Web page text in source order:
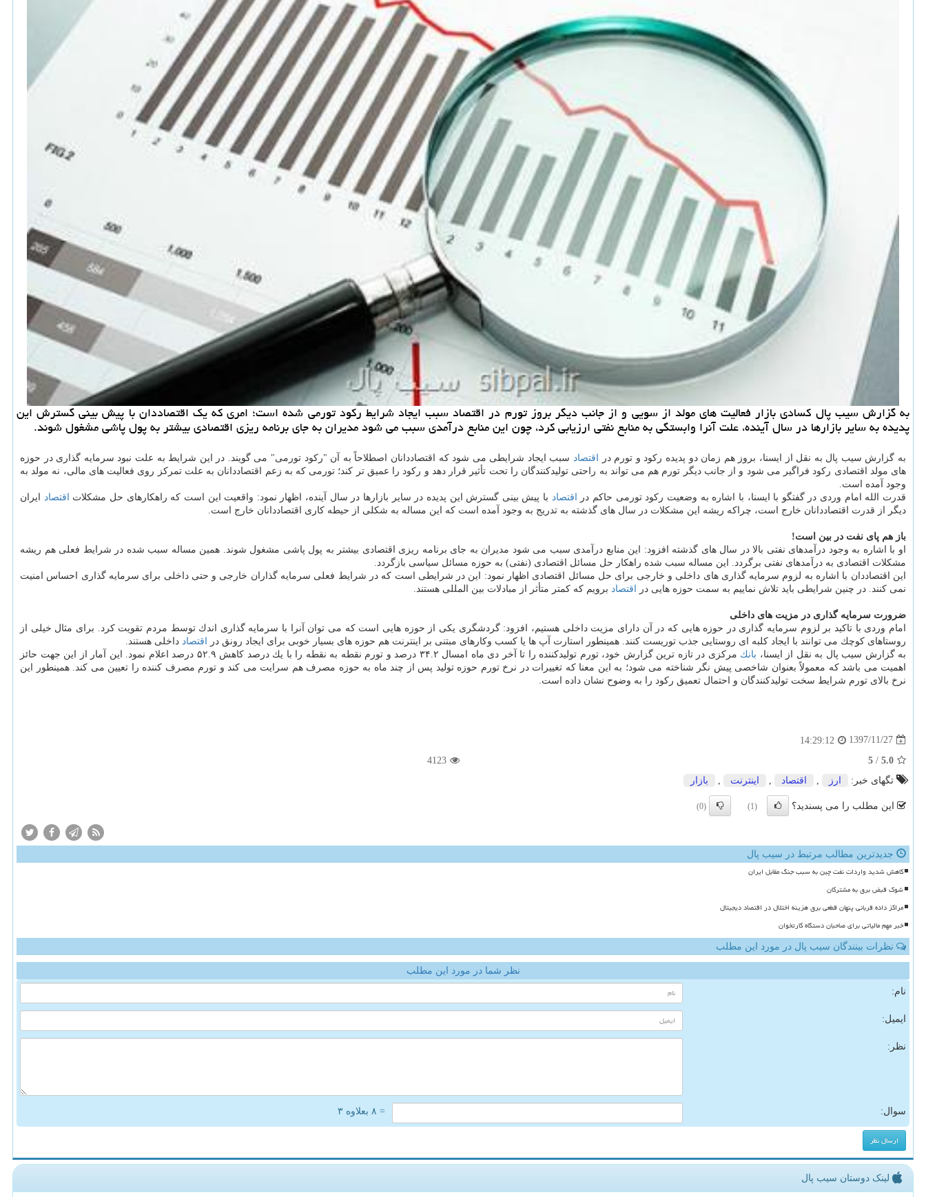
به گزارش سیب پال كسادی بازار فعالیت های مولد از سویی و از جانب دیگر بروز تورم در اقتصاد سبب ایجاد شرایط ركود تورمی شده است؛ امری كه یك اقتصاددان با پیش بینی گسترش این
پدیده به سایر بازارها در سال آینده، علت آنرا وابستگی به منابع نفتی ارزیابی كرد، چون این منابع درآمدی سبب می شود مدیران به جای برنامه ریزی اقتصادی بیشتر به پول پاشی مشغول شوند.
به گزارش سیب پال به نقل از ایسنا، بروز هم زمان دو پدیده ركود و تورم در اقتصادسبب ایجاد شرایطی می شود كه اقتصاددانان اصطلاحاً به آن "ركود تورمی" می گویند. در این شرایط به علت نبود سرمایه گذاری در حوزه
های مولد اقتصادی ركود فراگیر می شود و از جانب دیگر تورم هم می تواند به راحتی تولیدكنندگان را تحت تأثیر قرار دهد و ركود را عمیق تر كند؛ تورمی كه به زعم اقتصاددانان به علت تمركز روی فعالیت های مالی، نه مولد به
وجود آمده است.
قدرت الله امام وردی در گفتگو با ایسنا، با اشاره به وضعیت ركود تورمی حاكم در
اقتصاد با پیش بینی گسترش این پدیده در سایر بازارها در سال آینده، اظهار نمود: واقعیت این است كه راهكارهای حل مشكلات اقتصاد ایران
دیگر از قدرت اقتصاددانان خارج است، چراكه ریشه این مشكلات در سال های گذشته به تدریج به وجود آمده است كه این مساله به شكلی از حیطه كاری اقتصاددانان خارج است.
باز هم پای نفت در بین است!
او با اشاره به وجود درآمدهای نفتی بالا در سال های گذشته افزود: این منابع درآمدی سبب می شود مدیران به جای برنامه ریزی اقتصادی بیشتر به پول پاشی مشغول شوند. همین مساله سبب شده در شرایط فعلی هم ریشه
مشكلات اقتصادی به درآمدهای نفتی برگردد. این مساله سبب شده راهكار حل مسائل اقتصادی (نفتی) به حوزه مسائل سیاسی بازگردد.
این اقتصاددان با اشاره به لزوم سرمایه گذاری های داخلی و خارجی برای حل مسائل اقتصادی اظهار نمود: این در شرایطی است كه در شرایط فعلی سرمایه گذاران خارجی و حتی داخلی برای سرمایه گذاری احساس امنیت
نمی كنند. در چنین شرایطی باید تلاش نماییم به سمت حوزه هایی در
اقتصاد برویم كه كمتر متأثر از مبادلات بین المللی هستند.
ضرورت سرمایه گذاری در مزیت های داخلی
امام وردی با تاكید بر لزوم سرمایه گذاری در حوزه هایی كه در آن دارای مزیت داخلی هستیم، افزود: گردشگری یكی از حوزه هایی است كه می توان آنرا با سرمایه گذاری اندك توسط مردم تقویت كرد. برای مثال خیلی از
روستاهای كوچك می توانند با ایجاد كلبه ای روستایی جذب توریست كنند. همینطور استارت آپ ها یا كسب وكارهای مبتنی بر اینترنت هم حوزه های بسیار خوبی برای ایجاد رونق در
اقتصاد داخلی هستند.
به گزارش سیب پال به نقل از ایسنا، بانك
مركزی در تازه ترین گزارش خود، تورم تولیدكننده را تا آخر دی ماه امسال ۳۴.۲ درصد و تورم نقطه به نقطه را با یك درصد كاهش ۵۲.۹ درصد اعلام نمود. این آمار از این جهت حائز
اهمیت می باشد كه معمولاً بعنوان شاخصی پیش نگر شناخته می شود؛ به این معنا كه تغییرات در نرخ تورم حوزه تولید پس از چند ماه به حوزه مصرف هم سرایت می كند و تورم مصرف كننده را تعیین می كند. همینطور این
نرخ بالای تورم شرایط سخت تولیدكنندگان و احتمال تعمیق ركود را به وضوح نشان داده است.
1397/11/27
14:29:12
5.0
/
5
4123
تگهای خبر:
ارز , اقتصاد , اینترنت , بازار
این مطلب را می پسندید؟ (1)
(0)
جدیدترین مطالب مرتبط در سیب پال
کاهش شدید واردات نفت چین به سبب جنگ مقابل ایران
شوک قبض برق به مشترکان
مراکز داده قربانی پنهان قطعی برق هزینه اختلال در اقتصاد دیجیتال
خبر مهم مالیاتی برای صاحبان دستگاه کارتخوان
نظرات بینندگان سیب پال در مورد این مطلب
نظر شما در مورد این مطلب
نام:
ایمیل:
نظر:
سوال: = ۸ بعلاوه ۳
لینک دوستان سیب پال